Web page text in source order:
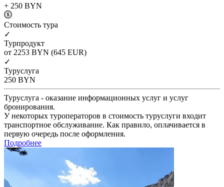
+ 250 BYN
Cтоимость тура
✓
Турпродукт
от 2253 BYN (645 EUR)
✓
Туруслуга
250 BYN
Туруслуга - оказание информационных услуг и услуг
бронирования.
У некоторых туроператоров в стоимость туруслуги входит
транспортное обслуживание. Как правило, оплачивается в
первую очередь после оформления.
Подробнее